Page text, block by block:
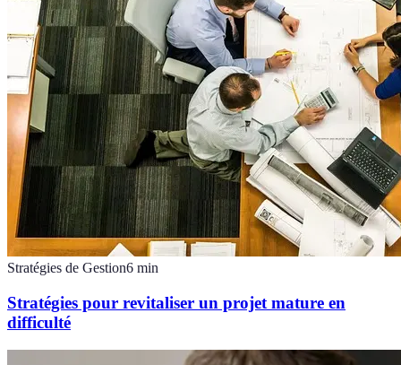
Stratégies de Gestion6 min
Stratégies pour revitaliser un projet mature en
difficulté